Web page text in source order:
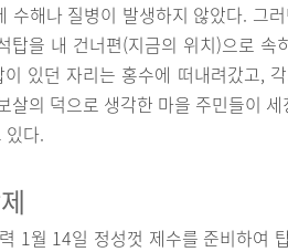
수해나 질병이 발생하지 않았다. 그
탑을 내 건너편(지금의 위치)으로
있던 자리는 홍수에 떠내려갔고,
살의 덕으로 생각한 마을 주민들이
있다.
1월 14일 정성껏 제수를 준비하여